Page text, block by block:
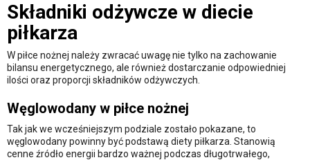
Składniki odżywcze w diecie
piłkarza
W piłce nożnej należy zwracać uwagę nie tylko na zachowanie
bilansu energetycznego, ale również dostarczanie odpowiedniej
ilości oraz proporcji składników odżywczych.
Węglowodany w piłce nożnej
Tak jak we wcześniejszym podziale zostało pokazane, to
węglowodany powinny być podstawą diety piłkarza. Stanowią
cenne źródło energii bardzo ważnej podczas długotrwałego,